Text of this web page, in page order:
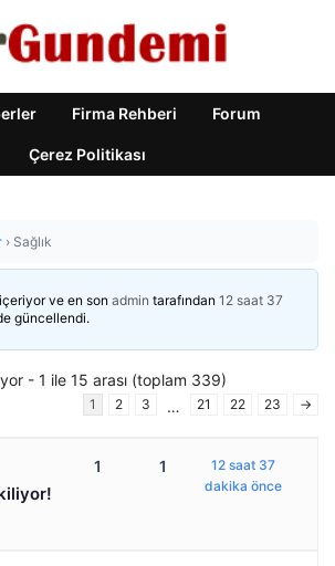
Firma Rehberi Forum
Çerez Politikası
› Sağlık
ve en son admin tarafından 12 saat 37
güncellendi.
- 1 ile 15 arası (toplam 339)
1 2 3 … 21 22 23 →
1 1
12 saat 37
dakika önce